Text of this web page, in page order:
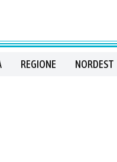
REGIONE NORDEST